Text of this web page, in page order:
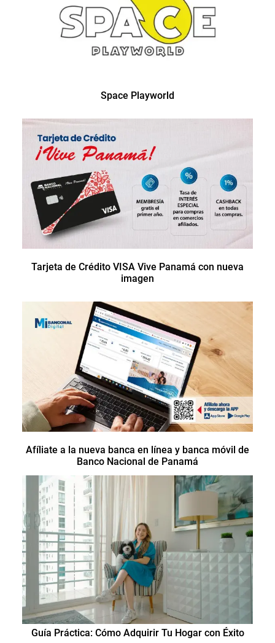
Space Playworld
Tarjeta de Crédito VISA Vive Panamá con nueva
imagen
Afíliate a la nueva banca en línea y banca móvil de
Banco Nacional de Panamá
Guía Práctica: Cómo Adquirir Tu Hogar con Éxito